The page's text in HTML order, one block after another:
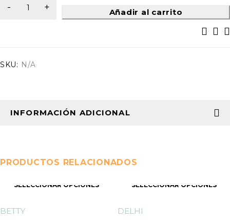
Añadir al carrito
SKU: N/A
INFORMACIÓN ADICIONAL
PRODUCTOS RELACIONADOS
SELECCIONAR OPCIONES
BETTY
SELECCIONAR OPCIONES
DELHI